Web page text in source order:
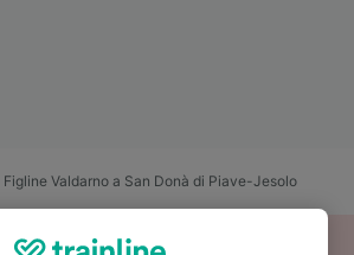
Figline Valdarno a San Donà di Piave-Jesolo